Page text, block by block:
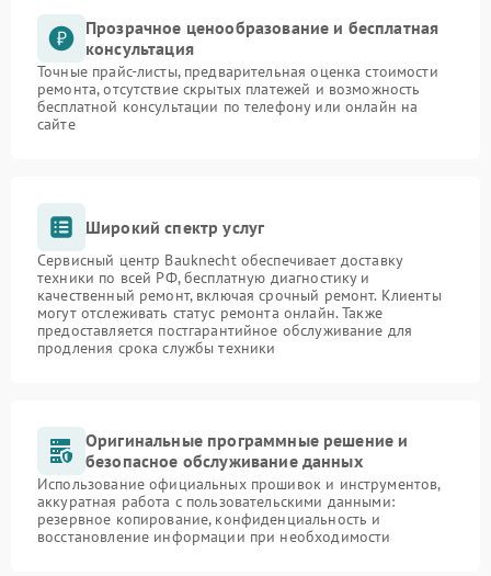
Прозрачное ценообразование и бесплатная
консультация
Точные прайс-листы, предварительная оценка стоимости
ремонта, отсутствие скрытых платежей и возможность
бесплатной консультации по телефону или онлайн на
сайте
Широкий спектр услуг
Сервисный центр Bauknecht обеспечивает доставку
техники по всей РФ, бесплатную диагностику и
качественный ремонт, включая срочный ремонт. Клиенты
могут отслеживать статус ремонта онлайн. Также
предоставляется постгарантийное обслуживание для
продления срока службы техники
Оригинальные программные решение и
безопасное обслуживание данных
Использование официальных прошивок и инструментов,
аккуратная работа с пользовательскими данными:
резервное копирование, конфиденциальность и
восстановление информации при необходимости